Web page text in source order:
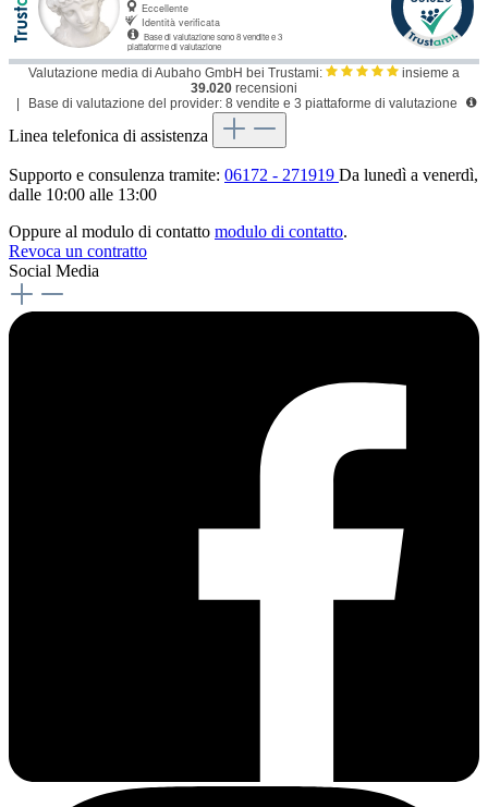
Valutazione media di Aubaho GmbH bei Trustami:
insieme a
39.020 recensioni
Base di valutazione del provider: 8 vendite e 3 piattaforme di valutazione
Linea telefonica di assistenza
Supporto e consulenza tramite: 06172 - 271919 Da lunedì a venerdì,
dalle 10:00 alle 13:00
Oppure al modulo di contatto modulo di contatto.
Revoca un contratto
Social Media